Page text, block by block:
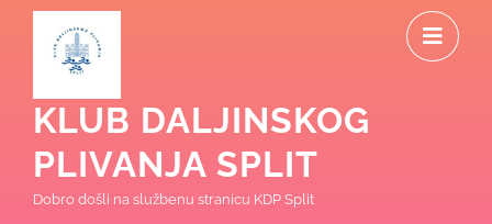
content
KLUB DALJINSKOG
PLIVANJA SPLIT
Dobro došli na službenu stranicu KDP Split